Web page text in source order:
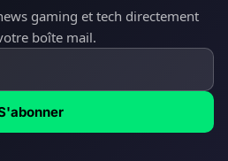
gaming et tech directement
boîte mail.